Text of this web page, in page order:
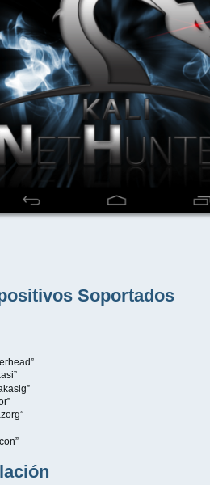
Soportados